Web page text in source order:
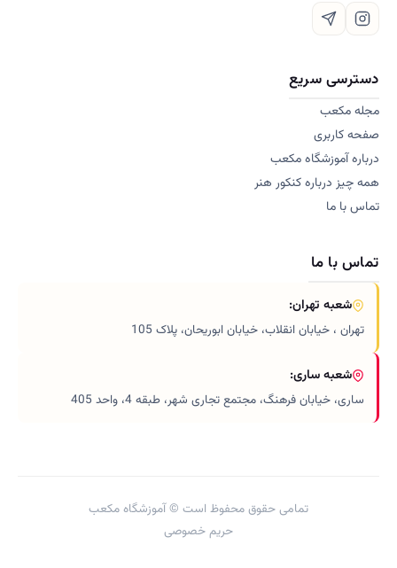
دسترسی سریع
مجله مکعب
صفحه کاربری
درباره آموزشگاه مکعب
همه چیز درباره کنکور هنر
تماس با ما
تماس با ما
شعبه تهران:
تهران ، خیابان انقلاب، خیابان ابوریحان، پلاک 105
شعبه ساری:
ساری، خیابان فرهنگ، مجتمع تجاری شهر، طبقه 4، واحد 405
تمامی حقوق محفوظ است © آموزشگاه مکعب
حریم خصوصی